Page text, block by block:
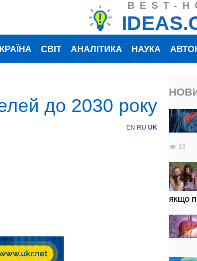
BEST-
СВІТ АНАЛІТИКА НАУКА
до 2030 року
EN RU UK
13
якщо